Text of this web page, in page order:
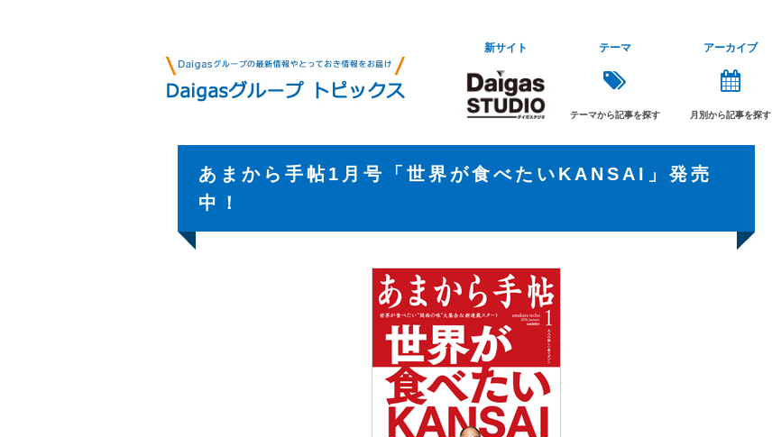
新サイト テーマ
テーマから記事を探す
アーカイブ
月別から記事を探す
あまから手帖1月号「世界が食べたいKANSAI」発売
中！